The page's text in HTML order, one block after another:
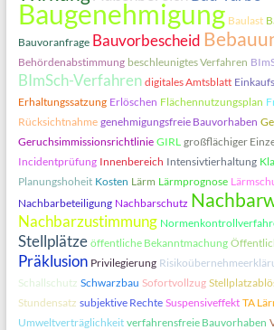
Baugenehmigung Baulast
Bauvoranfrage Bauvorbescheid
Behördenabstimmung beschleunigtes Verfahren
BImSch-Verfahren digitales Amtsblatt
Erhaltungssatzung Erlöschen Flächennutzungsplan
Rücksichtnahme genehmigungsfreie Bauvorhaben
Geruchsimmissionsrichtlinie GIRL großflächiger
Incidentprüfung Innenbereich Intensivtierhaltung
Planungshoheit Kosten Lärm Lärmprognose
Nachbarbeteiligung Nachbarschutz
Nachbarzustimmung
Stellplätze öffentliche Bekanntmachung
Präklusion Privilegierung
Schallschutz Schwarzbau Sofortvollzug
Stundensatz subjektive Rechte Suspensiveffekt TA
Umweltverträglichkeit verfahrensfreie Bauvorhaben